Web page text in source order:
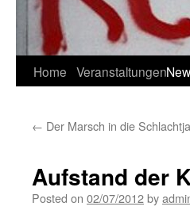
Home Veranstaltungen
← Der Marsch in die
Aufstand der
Posted on 02/07/2012by